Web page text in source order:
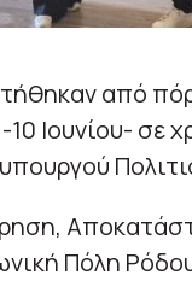
από
Ιουνίου- σε
Πόλη